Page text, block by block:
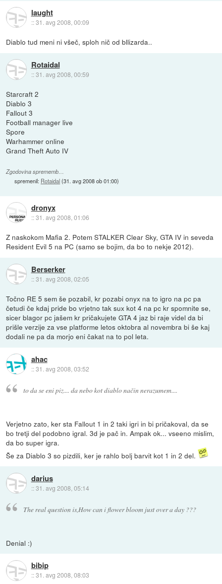
laught
::31. avg 2008, 00:09
Diablo tud meni ni všeč, sploh nič od bllizarda..
Rotaidal
::31. avg 2008, 00:59
Starcraft 2
Diablo 3
Fallout 3
Football manager live
Spore
Warhammer online
Grand Theft Auto IV
Zgodovina sprememb…
spremenil: Rotaidal(31. avg 2008 ob 01:00)
dronyx
::31. avg 2008, 01:06
Z naskokom Mafia 2. Potem STALKER Clear Sky, GTA IV in seveda
Resident Evil 5 na PC (samo se bojim, da bo to nekje 2012).
Berserker
::31. avg 2008, 02:05
Točno RE 5 sem še pozabil, kr pozabi onyx na to igro na pc pa
četudi če kdaj pride bo vrjetno tak sux kot 4 na pc kr spomnite se,
sicer blagor pc jašem kr pričakujete GTA 4 jaz bi raje videl da bi
prišle verzije za vse platforme letos oktobra al novembra bi še kaj
dodali ne pa da morjo eni čakat na to pol leta.
ahac
::31. avg 2008, 03:52
to da se eni piz.... da nebo kot diablo način nerazumem....
Verjetno zato, ker sta Fallout 1 in 2 taki igri in bi pričakoval, da se
bo tretji del podobno igral. 3d je pač in. Ampak ok... vseeno mislim,
da bo super igra.
Še za Diablo 3 so pizdili, ker je rahlo bolj barvit kot 1 in 2 del.
darius
::31. avg 2008, 05:14
The real question is,How can i flower bloom just over a day ???
Denial :)
bibip
::31. avg 2008, 08:03